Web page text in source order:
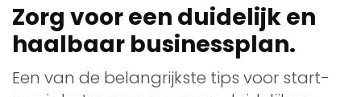
Zorg voor een duidelijk en
haalbaar businessplan.
Een van de belangrijkste tips voor start-